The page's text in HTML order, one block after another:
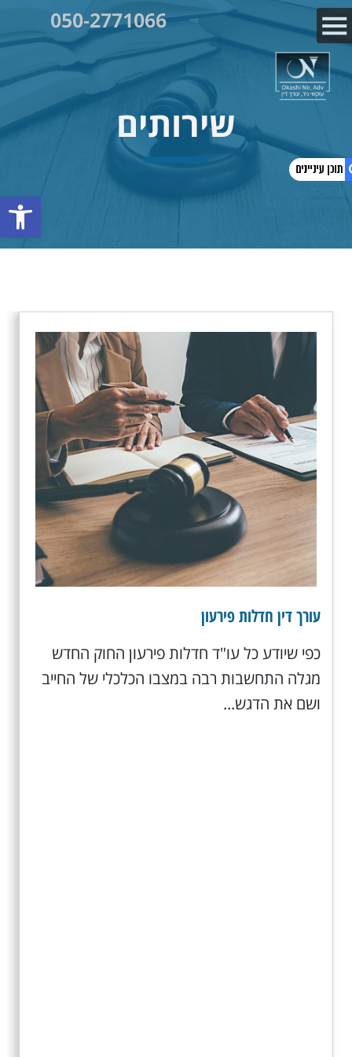
050-2771066
שירותים
עורך דין חדלות פירעון
כפי שיודע כל עו"ד חדלות פירעון החוק החדש
מגלה התחשבות רבה במצבו הכלכלי של החייב
ושם את הדגש...